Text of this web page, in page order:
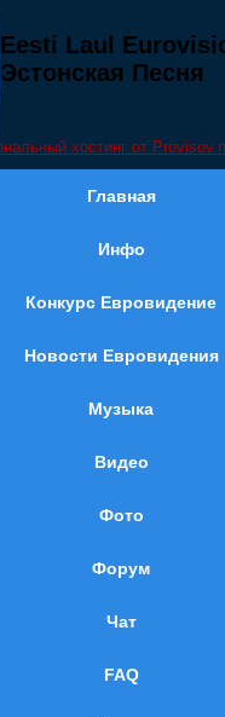
Eesti Laul
Эстонская Песня
Главная
Инфо
Конкурс Евровидение
Новости Евровидения
Музыка
Видео
Фото
Форум
Чат
FAQ